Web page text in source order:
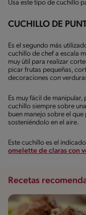
Usa este tipo de cuchillo
CUCHILLO DE
Es el segundo más
cuchillo de chef a escala
muy útil para realizar
picar frutas pequeñas,
decoraciones con
Es muy fácil de
cuchillo siempre sobre
buen manejo sobre el
sosteniéndolo en el aire.
Este cuchillo es el
omelette de claras con
Recetas